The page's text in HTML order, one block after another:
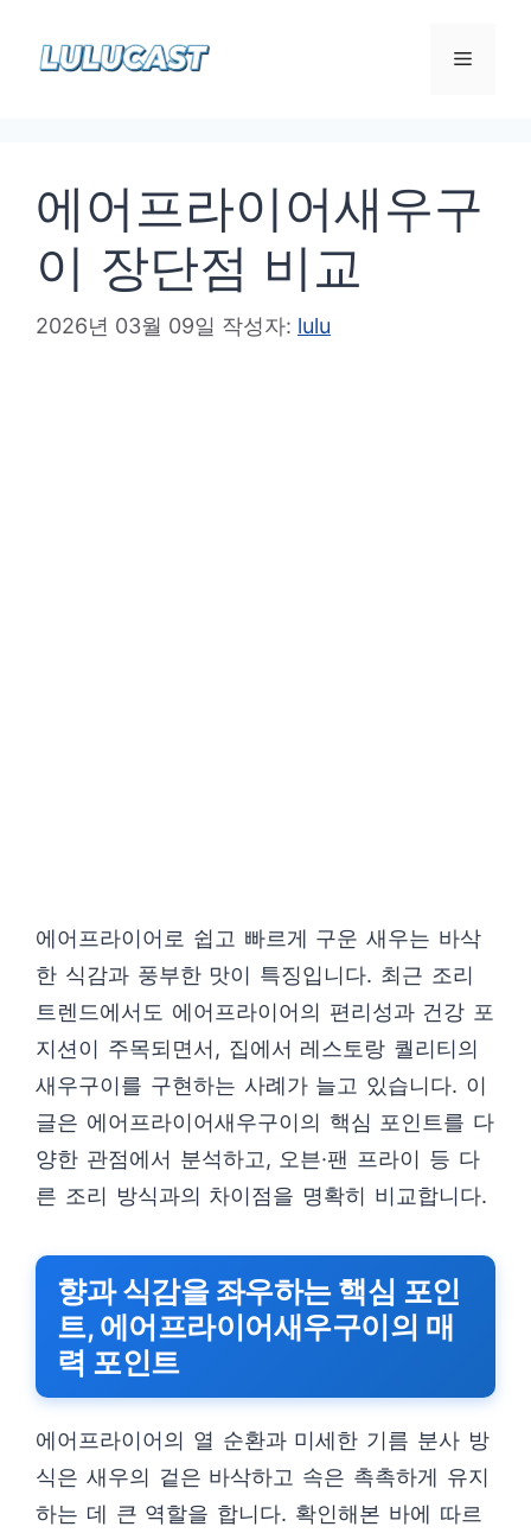
메
에어프라이어새우구
이 장단점 비교
2026년 03월 09일 작성자: lulu
에어프라이어로 쉽고 빠르게 구운 새우는 바삭
한 식감과 풍부한 맛이 특징입니다. 최근 조리
트렌드에서도 에어프라이어의 편리성과 건강 포
지션이 주목되면서, 집에서 레스토랑 퀄리티의
새우구이를 구현하는 사례가 늘고 있습니다. 이
글은 에어프라이어새우구이의 핵심 포인트를 다
양한 관점에서 분석하고, 오븐·팬 프라이 등 다
른 조리 방식과의 차이점을 명확히 비교합니다.
향과 식감을 좌우하는 핵심 포인
트, 에어프라이어새우구이의 매
력 포인트
에어프라이어의 열 순환과 미세한 기름 분사 방
식은 새우의 겉은 바삭하고 속은 촉촉하게 유지
하는 데 큰 역할을 합니다. 확인해본 바에 따르